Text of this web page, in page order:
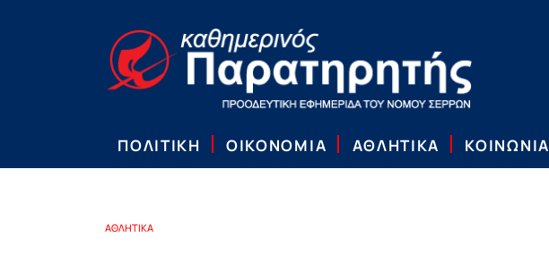
ΠΟΛΙΤΙΚΗ ΟΙΚΟΝΟΜΙΑ ΑΘΛΗΤΙΚΑ ΚΟΙΝΩΝΙΑ
ΑΘΛΗΤΙΚΑ